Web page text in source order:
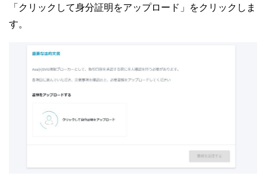
「クリックして身分証明をアップロード」をクリックしま
す。